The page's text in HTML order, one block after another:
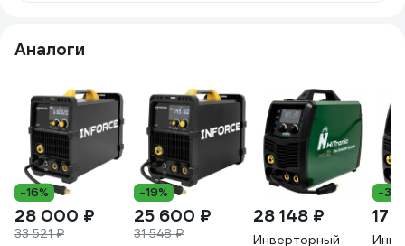
Аналоги
-16%
28 000 ₽
33 521 ₽
-19%
25 600 ₽
31 548 ₽
28 148 ₽
Инверторный
-
17